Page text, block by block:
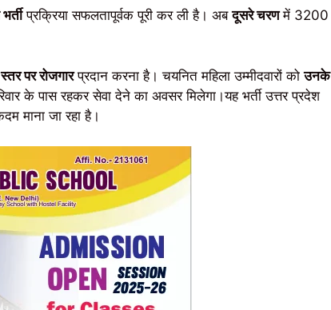
प्रक्रिया सफलतापूर्वक पूरी कर ली है। अबदूसरे चरणमें 3200
पर रोजगारप्रदान करना है। चयनित महिला उम्मीदवारों कोउनके
के पास रहकर सेवा देने का अवसर मिलेगा।यह भर्ती उत्तर प्रदेश
माना जा रहा है।